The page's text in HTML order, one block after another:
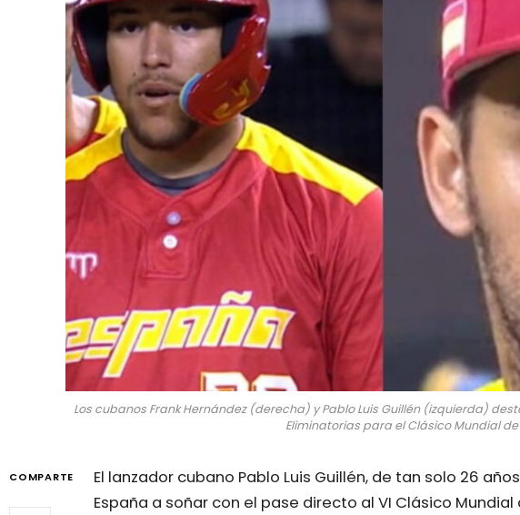
Los cubanos Frank Hernández (derecha) y Pablo Luis Guillén (izquierda)
Eliminatorias para el Clásico Mundial de
COMPARTE
El lanzador cubano Pablo Luis Guillén, de tan solo 26
España a soñar con el pase directo al VI Clásico